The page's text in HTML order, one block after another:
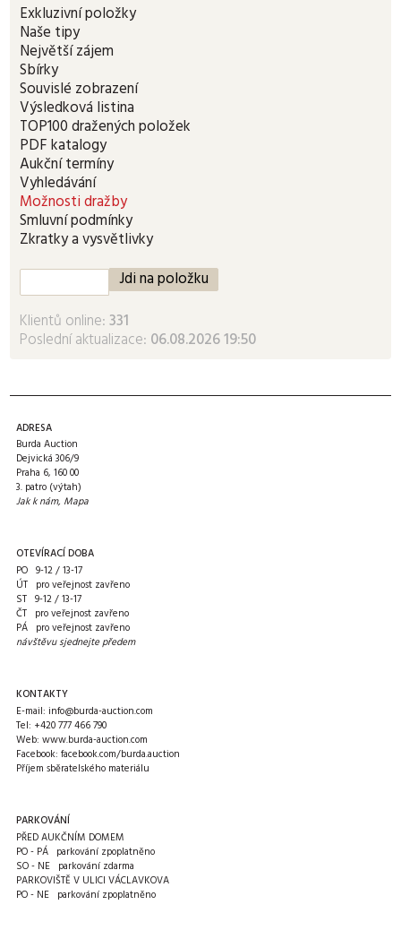
Exkluzivní položky
Naše tipy
Největší zájem
Sbírky
Souvislé zobrazení
Výsledková listina
TOP100 dražených položek
PDF katalogy
Aukční termíny
Vyhledávání
Možnosti dražby
Smluvní podmínky
Zkratky a vysvětlivky
Klientů online:331
Poslední aktualizace: 06.08.2026 19:50
ADRESA
Burda Auction
Dejvická 306/9
Praha 6, 160 00
3. patro (výtah)
Jak k nám, Mapa
OTEVÍRACÍ DOBA
PO 9-12 / 13-17
ÚT pro veřejnost zavřeno
ST 9-12 / 13-17
ČT pro veřejnost zavřeno
PÁ pro veřejnost zavřeno
návštěvu sjednejte předem
KONTAKTY
E-mail:info@burda-auction.com
Tel: +420 777 466 790
Web:www.burda-auction.com
Facebook:facebook.com/burda.auction
Příjem sběratelského materiálu
PARKOVÁNÍ
PŘED AUKČNÍM DOMEM
PO - PÁ parkování zpoplatněno
SO - NE parkování zdarma
PARKOVIŠTĚ V ULICI VÁCLAVKOVA
PO - NE parkování zpoplatněno